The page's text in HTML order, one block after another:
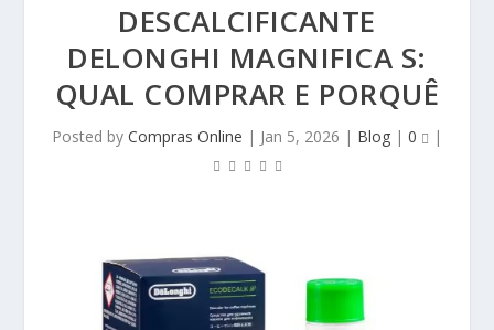
DESCALCIFICANTE
DELONGHI MAGNIFICA S:
QUAL COMPRAR E PORQUÊ
Posted by Compras Online | Jan 5, 2026 | Blog | 0 |